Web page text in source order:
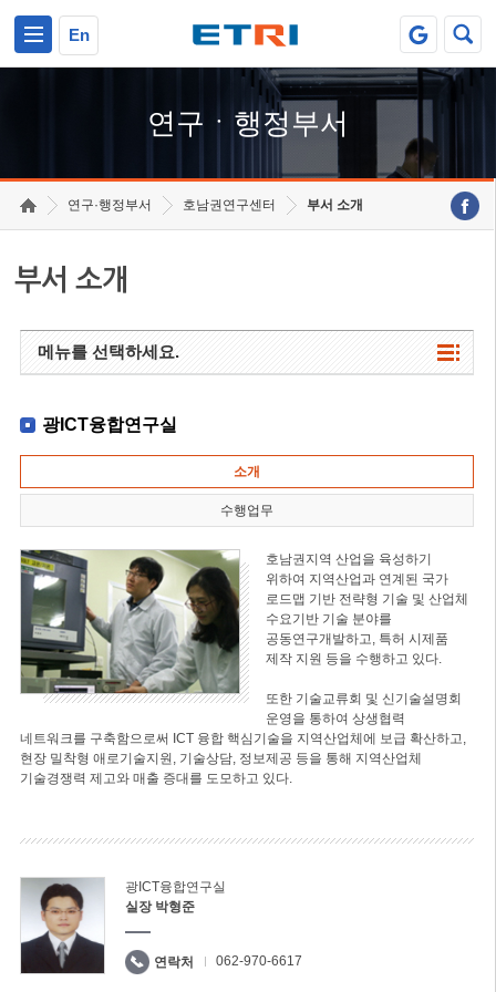
En
연구ㆍ행정부서
연구·행정부서 호남권연구센터 부서 소개
부서 소개
메뉴를 선택하세요.
광ICT융합연구실
소개
수행업무
호남권지역 산업을 육성하기
위하여 지역산업과 연계된 국가
로드맵 기반 전략형 기술 및 산업체
수요기반 기술 분야를
공동연구개발하고, 특허 시제품
제작 지원 등을 수행하고 있다.
또한 기술교류회 및 신기술설명회
운영을 통하여 상생협력
네트워크를 구축함으로써 ICT 융합 핵심기술을 지역산업체에 보급 확산하고,
현장 밀착형 애로기술지원, 기술상담, 정보제공 등을 통해 지역산업체
기술경쟁력 제고와 매출 증대를 도모하고 있다.
광ICT융합연구실
실장 박형준
연락처 062-970-6617